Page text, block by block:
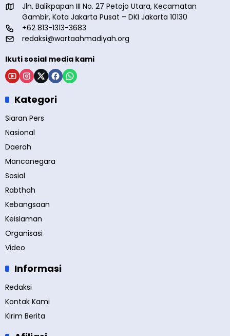
Jln. Balikpapan III No. 27 Petojo Utara, Kecamatan
Gambir, Kota Jakarta Pusat – DKI Jakarta 10130
+62 813-1313-3683
redaksi@wartaahmadiyah.org
Ikuti sosial media kami
Kategori
Siaran Pers
Nasional
Daerah
Mancanegara
Sosial
Rabthah
Kebangsaan
Keislaman
Organisasi
Video
Informasi
Redaksi
Kontak Kami
Kirim Berita